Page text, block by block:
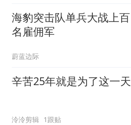
海豹突击队单兵大战上百
名雇佣军
蔚蓝边际
辛苦25年就是为了这一天
泠泠剪辑 1跟贴